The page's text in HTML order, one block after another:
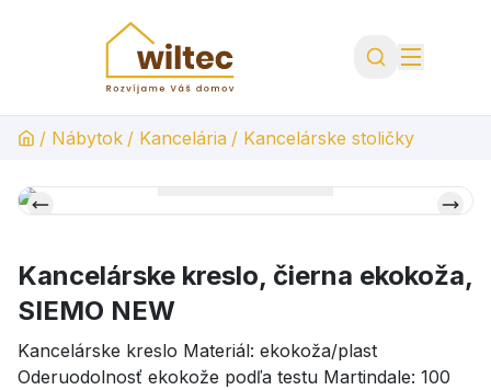
/ Nábytok / Kancelária / Kancelárske stoličky
Kancelárske kreslo, čierna ekokoža,
SIEMO NEW
Kancelárske kreslo Materiál: ekokoža/plast
Oderuodolnosť ekokože podľa testu Martindale: 100